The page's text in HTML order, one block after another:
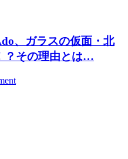
、ガラスの仮面・北
？その理由とは…